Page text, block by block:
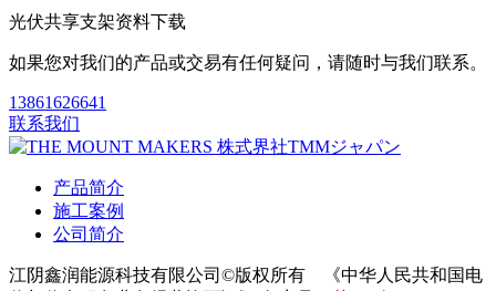
光伏共享支架资料下载
如果您对我们的产品或交易有任何疑问，请随时与我们联系。
13861626641
联系我们
产品简介
施工案例
公司简介
江阴鑫润能源科技有限公司©版权所有 《中华人民共和国电